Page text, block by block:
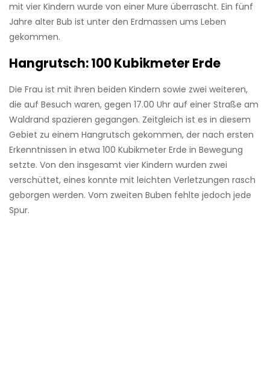
mit vier Kindern wurde von einer Mure überrascht. Ein fünf
Jahre alter Bub ist unter den Erdmassen ums Leben
gekommen.
Hangrutsch: 100 Kubikmeter Erde
Die Frau ist mit ihren beiden Kindern sowie zwei weiteren,
die auf Besuch waren, gegen 17.00 Uhr auf einer Straße am
Waldrand spazieren gegangen. Zeitgleich ist es in diesem
Gebiet zu einem Hangrutsch gekommen, der nach ersten
Erkenntnissen in etwa 100 Kubikmeter Erde in Bewegung
setzte. Von den insgesamt vier Kindern wurden zwei
verschüttet, eines konnte mit leichten Verletzungen rasch
geborgen werden. Vom zweiten Buben fehlte jedoch jede
Spur.